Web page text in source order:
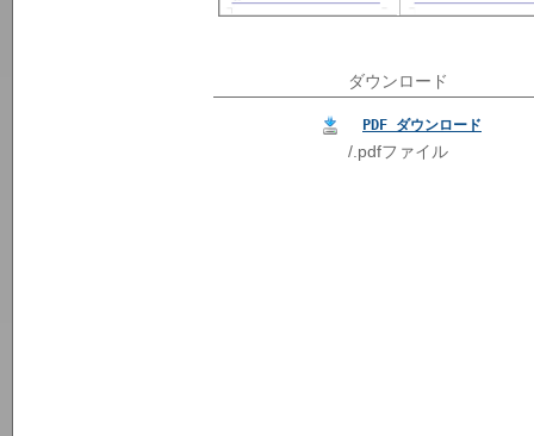
ダウンロード
PDF ダウンロード
/.pdfファイル